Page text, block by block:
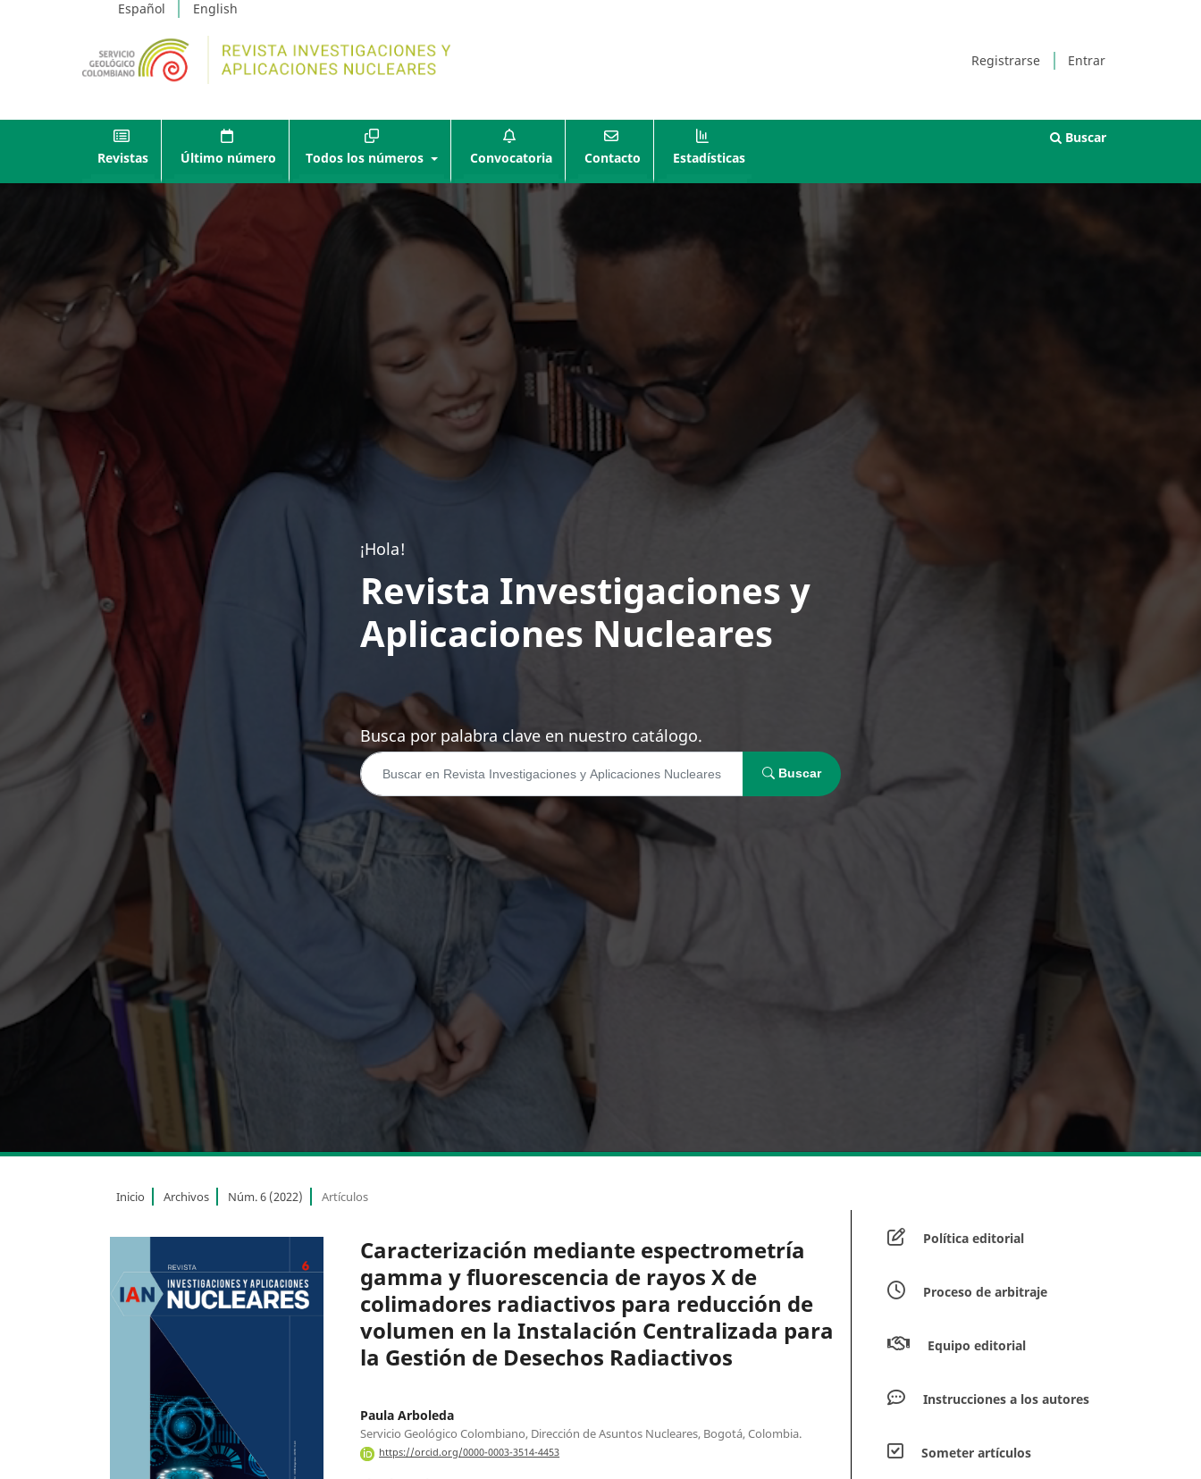
Español English
Registrarse Entrar
Revistas Último número Todos los números Convocatoria Contacto Estadísticas
Buscar
¡Hola!
Revista Investigaciones y
Aplicaciones Nucleares
Busca por palabra clave en nuestro catálogo.
Buscar
Inicio Archivos Núm. 6 (2022) Artículos
Caracterización mediante espectrometría
gamma y fluorescencia de rayos X de
colimadores radiactivos para reducción de
volumen en la Instalación Centralizada para
la Gestión de Desechos Radiactivos
Paula Arboleda
Servicio Geológico Colombiano, Dirección de Asuntos Nucleares, Bogotá, Colombia.
https://orcid.org/0000-0003-3514-4453
Política editorial
Proceso de arbitraje
Equipo editorial
Instrucciones a los autores
Someter artículos